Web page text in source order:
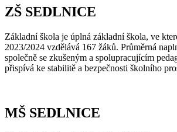
ZŠ SEDLNICE
Základní škola je úplná základní škola, ve
2023/2024 vzdělává 167 žáků. Průměrná
společně se zkušeným a spolupracujícím
přispívá ke stabilitě a bezpečnosti školního
MŠ SEDLNICE